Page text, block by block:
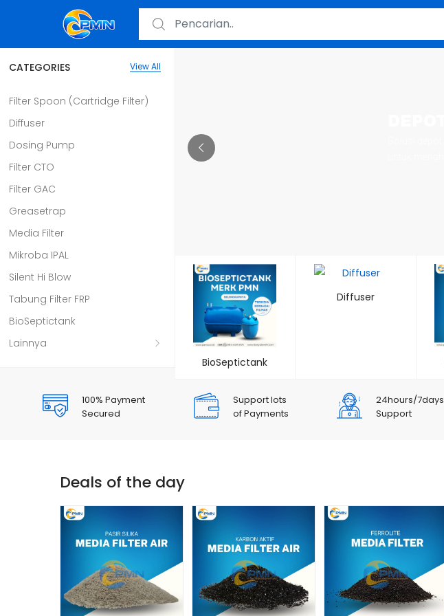
CATEGORIES View All
Filter Spoon (Cartridge Filter)
Diffuser
Dosing Pump
Filter CTO
Filter GAC
Greasetrap
Media Filter
Mikroba IPAL
Silent Hi Blow
Tabung Filter FRP
BioSeptictank
Lainnya
BioSeptictank
Diffuser
100% Payment
Secured
Support lots
of Payments
24hours/7days
Support
Deals of the day